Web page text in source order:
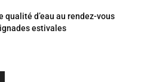
qualité d’eau au rendez-vous
estivales